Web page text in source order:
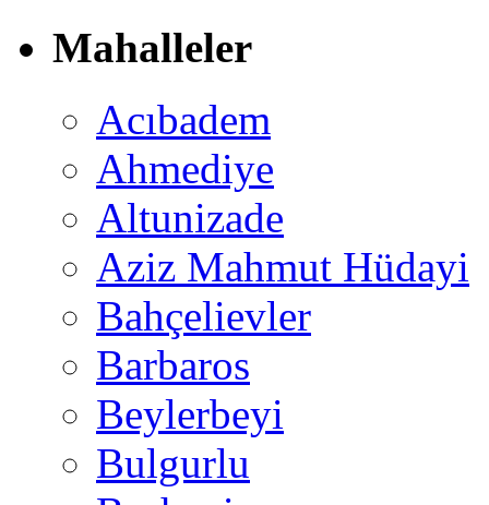
Mahalleler
Acıbadem
Ahmediye
Altunizade
Aziz Mahmut Hüdayi
Bahçelievler
Barbaros
Beylerbeyi
Bulgurlu